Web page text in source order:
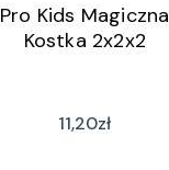
Pro Kids Magiczna
Kostka 2x2x2
11,20zł